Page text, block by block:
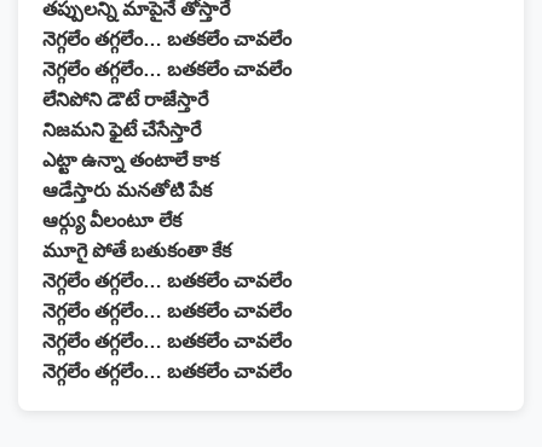
తప్పులన్ని మాపైనే తోస్తారే
నెగ్గలేం తగ్గలేం… బతకలేం చావలేం
నెగ్గలేం తగ్గలేం… బతకలేం చావలేం
లేనిపోని డౌటే రాజేస్తారే
నిజమని ఫైటే చేసేస్తారే
ఎట్టా ఉన్నా తంటాలే కాక
ఆడేస్తారు మనతోటి పేక
ఆర్గ్యు వీలంటూ లేక
మూగై పోతే బతుకంతా కేక
నెగ్గలేం తగ్గలేం… బతకలేం చావలేం
నెగ్గలేం తగ్గలేం… బతకలేం చావలేం
నెగ్గలేం తగ్గలేం… బతకలేం చావలేం
నెగ్గలేం తగ్గలేం… బతకలేం చావలేం